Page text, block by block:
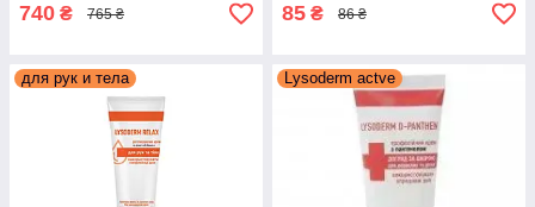
740 ₴ 765 ₴ 85 ₴ 86 ₴
для рук и тела Lysoderm actve